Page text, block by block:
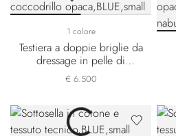
1 colore
Testiera a doppie briglie da
dressage in pelle di
coccodrillo opaca
€ 6.500